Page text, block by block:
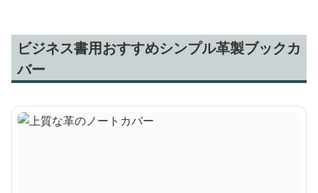
ビジネス書用おすすめシンプル革製ブックカ
バー